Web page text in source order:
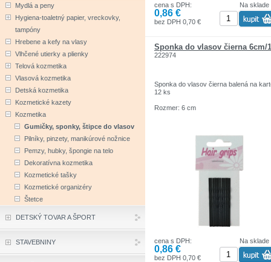
Na sklade
cena s DPH:
0,86 €
bez DPH 0,70 €
Sponka do vlasov čierna 6cm/
222974
Sponka do vlasov čierna balená na
12 ks
Rozmer: 6 cm
Na sklade
cena s DPH:
0,86 €
bez DPH 0,70 €
Mydlá a peny
Hygiena-toaletný papier, vreckovky,
tampóny
Hrebene a kefy na vlasy
Vlhčené utierky a plienky
Telová kozmetika
Vlasová kozmetika
Detská kozmetika
Kozmetické kazety
Kozmetika
Gumičky, sponky, štipce do vlasov
Pilníky, pinzety, manikúrové nožnice
Pemzy, hubky, špongie na telo
Dekoratívna kozmetika
Kozmetické tašky
Kozmetické organizéry
Štetce
DETSKÝ TOVAR A ŠPORT
STAVEBNINY